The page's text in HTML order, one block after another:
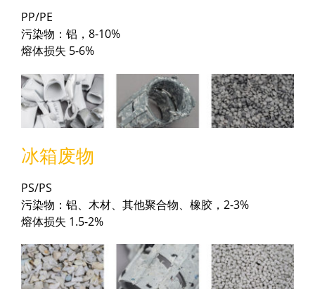
PP/PE
污染物：铝，8-10%
熔体损失 5-6%
冰箱废物
PS/PS
污染物：铝、木材、其他聚合物、橡胶，2-3%
熔体损失 1.5-2%